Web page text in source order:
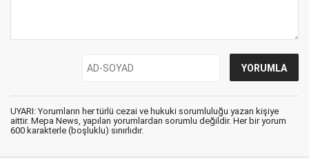
UYARI: Yorumların her türlü cezai ve hukuki sorumluluğu yazan kişiye
aittir. Mepa News, yapılan yorumlardan sorumlu değildir. Her bir yorum
600 karakterle (boşluklu) sınırlıdır.